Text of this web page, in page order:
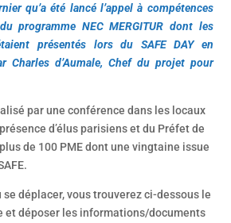
qu’a été lancé l’appel à compétences
programme NEC MERGITUR dont les
présentés lors du SAFE DAY en
Charles d’Aumale, Chef du projet pour
par une conférence dans les locaux
d’élus parisiens et du Préfet de
de 100 PME dont une vingtaine issue
se déplacer, vous trouverez ci-dessous le
et déposer les informations/documents